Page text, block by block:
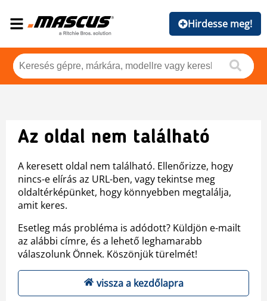
Hirdesse meg!
Az oldal nem található
A keresett oldal nem található. Ellenőrizze, hogy
nincs-e elírás az URL-ben, vagy tekintse meg
oldaltérképünket, hogy könnyebben megtalálja,
amit keres.
Esetleg más probléma is adódott? Küldjön e-mailt
az alábbi címre, és a lehető leghamarabb
válaszolunk Önnek. Köszönjük türelmét!
vissza a kezdőlapra